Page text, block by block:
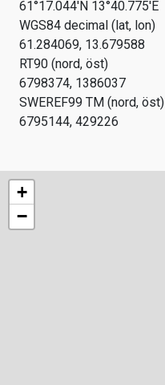
61°17.044'N 13°40.775'E
WGS84 decimal (lat, lon)
61.284069, 13.679588
RT90 (nord, öst)
6798374, 1386037
SWEREF99 TM (nord, öst)
6795144, 429226
+
−